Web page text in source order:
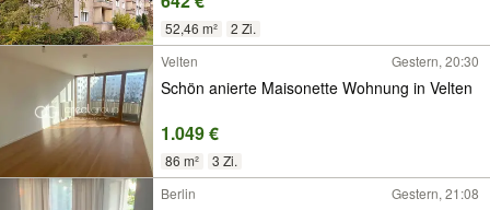
52,46 m²
2 Zi.
Velten
Gestern, 20:30
Schön anierte Maisonette Wohnung in Velten
1.049 €
86 m²
3 Zi.
Berlin
Gestern, 21:08